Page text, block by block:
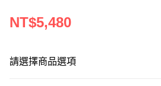
NT$5,480
請選擇商品選項